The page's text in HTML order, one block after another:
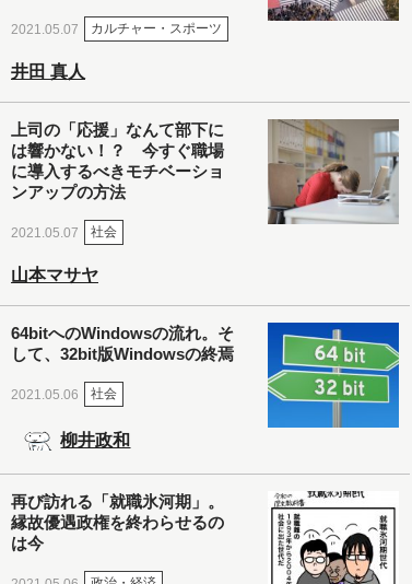
2021.05.07 カルチャー・スポーツ
井田 真人
上司の「応援」なんて部下に
は響かない！？ 今すぐ職場
に導入するべきモチベーショ
ンアップの方法
2021.05.07 社会
山本マサヤ
64bitへのWindowsの流れ。そ
して、32bit版Windowsの終焉
2021.05.06 社会
柳井政和
再び訪れる「就職氷河期」。
縁故優遇政権を終わらせるの
は今